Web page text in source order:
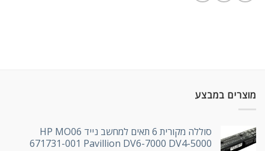
מוצרים במבצע
סוללה מקורית 6 תאים למחשב נייד HP MO06
671731-001 Pavillion DV6-7000 DV4-5000